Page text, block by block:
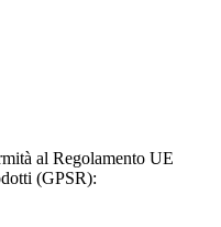
al Regolamento UE
(GPSR):